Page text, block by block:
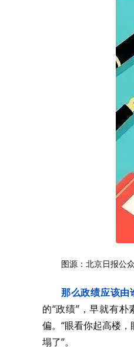
图源：北京日报公
那么政绩应该由
的“政绩”，早就有
偏。“眼看你起高楼
塌了”。